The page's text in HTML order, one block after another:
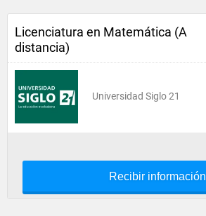
Licenciatura en Matemática (A
distancia)
Universidad Siglo 21
Recibir información